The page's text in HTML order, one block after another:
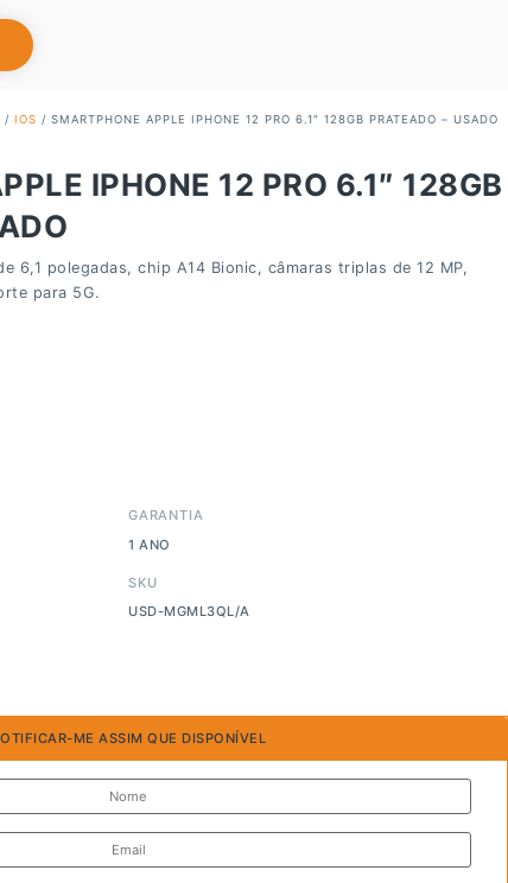
/ IOS / SMARTPHONE APPLE IPHONE 12 PRO 6.1″ 128GB PRATEADO – USADO
IPHONE 12 PRO 6.1″ 128GB
6,1 polegadas, chip A14 Bionic, câmaras triplas de 12 MP,
para 5G.
GARANTIA
1 ANO
SKU
USD-MGML3QL/A
ME ASSIM QUE DISPONÍVEL